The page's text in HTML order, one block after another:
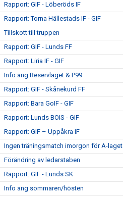
Rapport: GIF - Löberöds IF
Rapport: Torna Hällestads IF - GIF
Tillskott till truppen
Rapport: GIF - Lunds FF
Rapport: Liria IF - GIF
Info ang Reservlaget & P99
Rapport: GIF - Skånekurd FF
Rapport: Bara GoIF - GIF
Rapport: Lunds BOIS - GIF
Rapport: GIF – Uppåkra IF
Ingen träningsmatch imorgon för A-laget
Förändring av ledarstaben
Rapport: GIF - Lunds SK
Info ang sommaren/hösten